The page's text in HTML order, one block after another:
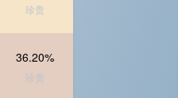
珍贵
36.20%
珍贵